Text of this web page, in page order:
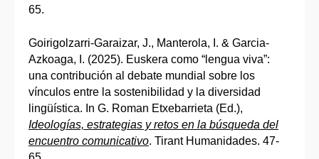
65.
​​​Goirigolzarri-Garaizar, J., Manterola, I. & Garcia-
Azkoaga, I. (2025). Euskera como “lengua viva”:
una contribución al debate mundial sobre los
vínculos entre la sostenibilidad y la diversidad
lingüística. In G. Roman Etxebarrieta (Ed.),
Ideologías, estrategias y retos en la búsqueda del
encuentro comunicativo. Tirant Humanidades. 47-